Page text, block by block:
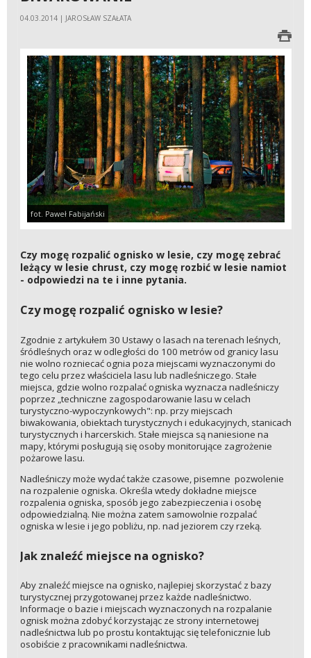
04.03.2014 | JAROSŁAW SZAŁATA
fot. Paweł Fabijański
Czy mogę rozpalić ognisko w lesie, czy mogę zebrać
leżący w lesie chrust, czy mogę rozbić w lesie namiot
- odpowiedzi na te i inne pytania.
Czy mogę rozpalić ognisko w lesie?
Zgodnie z artykułem 30 Ustawy o lasach na terenach leśnych,
śródleśnych oraz w odległości do 100 metrów od granicy lasu
nie wolno rozniecać ognia poza miejscami wyznaczonymi do
tego celu przez właściciela lasu lub nadleśniczego. Stałe
miejsca, gdzie wolno rozpalać ogniska wyznacza nadleśniczy
poprzez „techniczne zagospodarowanie lasu w celach
turystyczno-wypoczynkowych": np. przy miejscach
biwakowania, obiektach turystycznych i edukacyjnych, stanicach
turystycznych i harcerskich. Stałe miejsca są naniesione na
mapy, którymi posługują się osoby monitorujące zagrożenie
pożarowe lasu.
Nadleśniczy może wydać także czasowe, pisemne pozwolenie
na rozpalenie ogniska. Określa wtedy dokładne miejsce
rozpalenia ogniska, sposób jego zabezpieczenia i osobę
odpowiedzialną. Nie można zatem samowolnie rozpalać
ogniska w lesie i jego pobliżu, np. nad jeziorem czy rzeką.
Jak znaleźć miejsce na ognisko?
Aby znaleźć miejsce na ognisko, najlepiej skorzystać z bazy
turystycznej przygotowanej przez każde nadleśnictwo.
Informacje o bazie i miejscach wyznaczonych na rozpalanie
ognisk można zdobyć korzystając ze strony internetowej
nadleśnictwa lub po prostu kontaktując się telefonicznie lub
osobiście z pracownikami nadleśnictwa.